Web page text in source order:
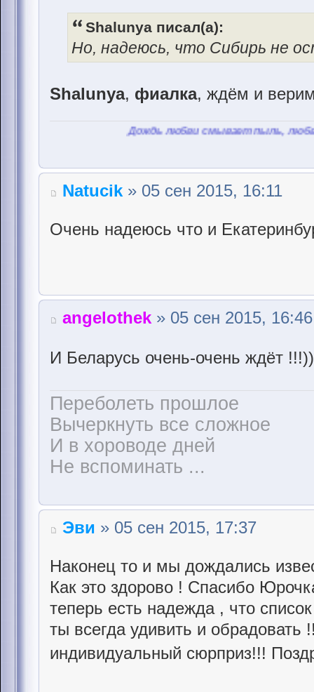
Shalunya писал(а):
Но, надеюсь, что Сибирь не
Shalunya, фиалка, ждём и
Дождь любви смывает пыль, любви
Natucik » 05 сен 2015, 16:11
Очень надеюсь что и
angelothek » 05 сен 2015, 16:46
И Беларусь очень-очень ждёт
Переболеть прошлое
Вычеркнуть все сложное
И в хороводе дней
Не вспоминать ...
Эви » 05 сен 2015, 17:37
Наконец то и мы дождались
Как это здорово ! Спасибо
теперь есть надежда , что
ты всегда удивить и обрадовать
индивидуальный сюрприз!!!